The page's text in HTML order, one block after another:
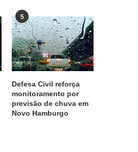
5
Defesa Civil reforça
monitoramento por
previsão de chuva em
Novo Hamburgo